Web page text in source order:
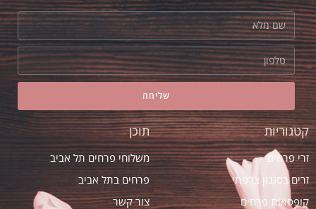
שליחה
קטגוריות
זרי פרחים
זרים בסגנון צרפתי
קופסאות פרחים
תוכן
משלוחי פרחים תל אביב
פרחים בתל אביב
צור קשר